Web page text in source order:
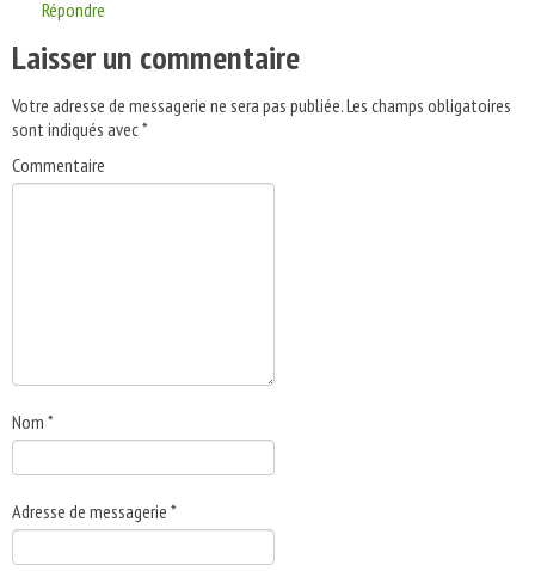
Répondre
Laisser un commentaire
Votre adresse de messagerie ne sera pas publiée.Les champs obligatoires
sont indiqués avec*
Commentaire
Nom *
Adresse de messagerie *